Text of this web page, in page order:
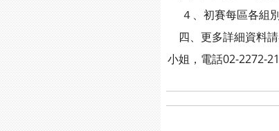
４、初賽每區各組
四、更多詳細資料
小姐，電話02-2272-